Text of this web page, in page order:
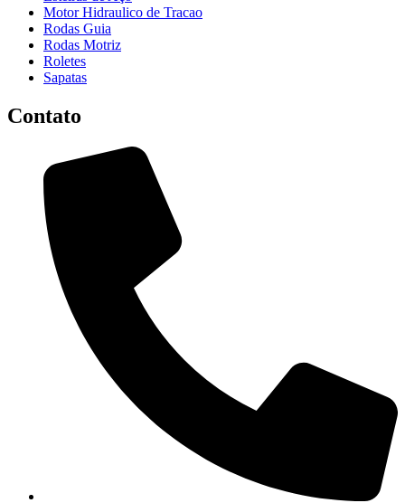
Motor Hidraulico de Tracao
Rodas Guia
Rodas Motriz
Roletes
Sapatas
Contato